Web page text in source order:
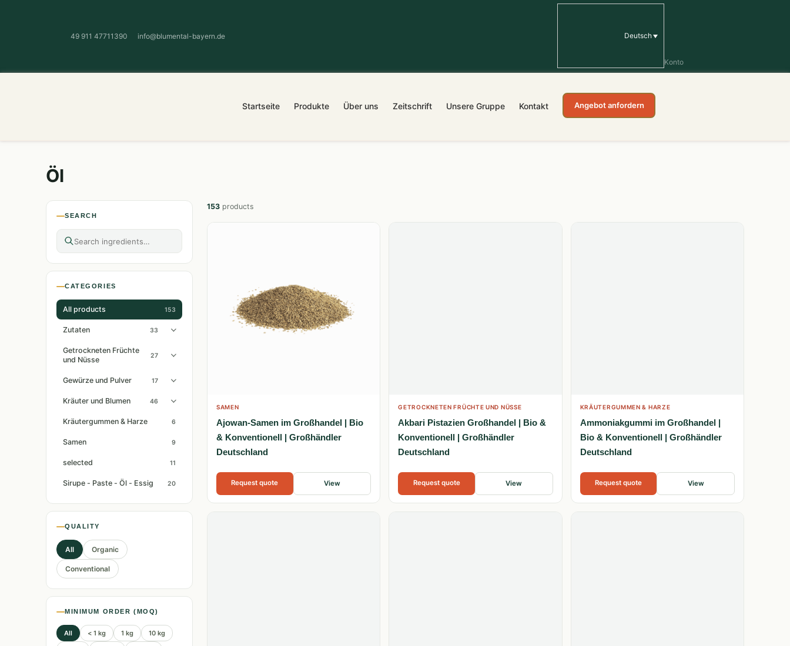
49 911 47711390 info@blumental-bayern.de
Konto
Deutsch
Startseite Produkte Über uns Zeitschrift Unsere Gruppe Kontakt Angebot anfordern
Öl
SEARCH
CATEGORIES
All products 153
Zutaten 33
Getrockneten Früchte
und Nüsse
27
Gewürze und Pulver 17
Kräuter und Blumen 46
Kräutergummen & Harze 6
Samen 9
selected 11
Sirupe - Paste - Öl - Essig 20
QUALITY
All Organic
Conventional
MINIMUM ORDER (MOQ)
All < 1 kg 1 kg
10 kg
153 products
SAMEN
Ajowan-Samen im Großhandel | Bio
& Konventionell | Großhändler
Deutschland
Request quote View
GETROCKNETEN FRÜCHTE UND NÜSSE
Akbari Pistazien Großhandel | Bio &
Konventionell | Großhändler
Deutschland
Request quote View
KRÄUTERGUMMEN & HARZE
Ammoniakgummi im Großhandel |
Bio & Konventionell | Großhändler
Deutschland
Request quote View